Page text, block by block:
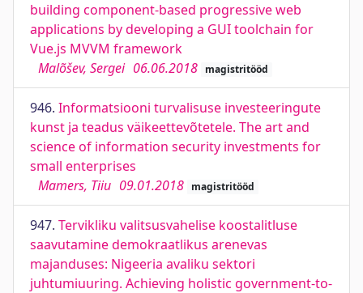
building component-based progressive web
applications by developing a GUI toolchain for
Vue.js MVVM framework
Malõšev, Sergei 06.06.2018 magistritööd
946. Informatsiooni turvalisuse investeeringute
kunst ja teadus väikeettevõtetele. The art and
science of information security investments for
small enterprises
Mamers, Tiiu 09.01.2018 magistritööd
947. Tervikliku valitsusvahelise koostalitluse
saavutamine demokraatlikus arenevas
majanduses: Nigeeria avaliku sektori
juhtumiuuring. Achieving holistic government-to-